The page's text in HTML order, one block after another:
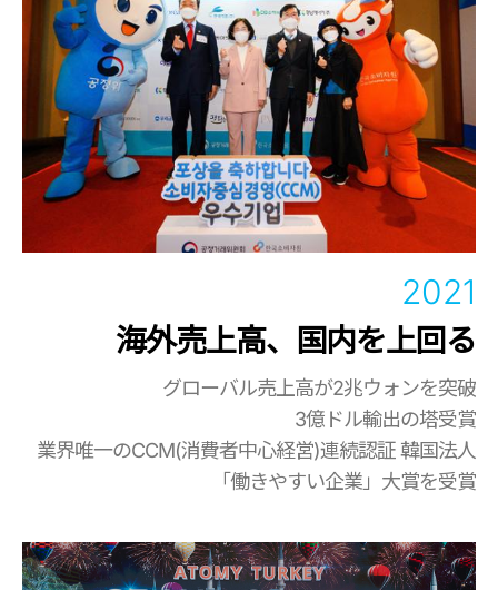
2021
海外売上高、国内を上回る
グローバル売上高が2兆ウォンを突破
3億ドル輸出の塔受賞
業界唯一のCCM(消費者中心経営)連続認証韓国法人
「働きやすい企業」大賞を受賞